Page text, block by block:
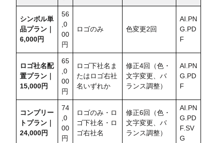
シンボル単
品プラン｜
6,000円
56
,0
00
円
ロゴのみ 色変更2回
AI.PN
G.PD
F
ロゴ社名配
置プラン｜
15,000円
65
,0
00
円
ロゴ下社名ま
たはロゴ右社
名いずれか
修正4回（色・
文字変更、バ
ランス調整）
AI.PN
G.PD
F
コンプリー
トプラン｜
24,000円
74
,0
00
円
ロゴのみ・ロ
ゴ下社名・ロ
ゴ右社名
修正6回（色・
文字変更、バ
ランス調整）
AI.PN
G.PD
F.SV
G